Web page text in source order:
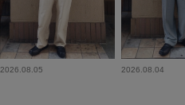
2026.08.05 2026.08.04